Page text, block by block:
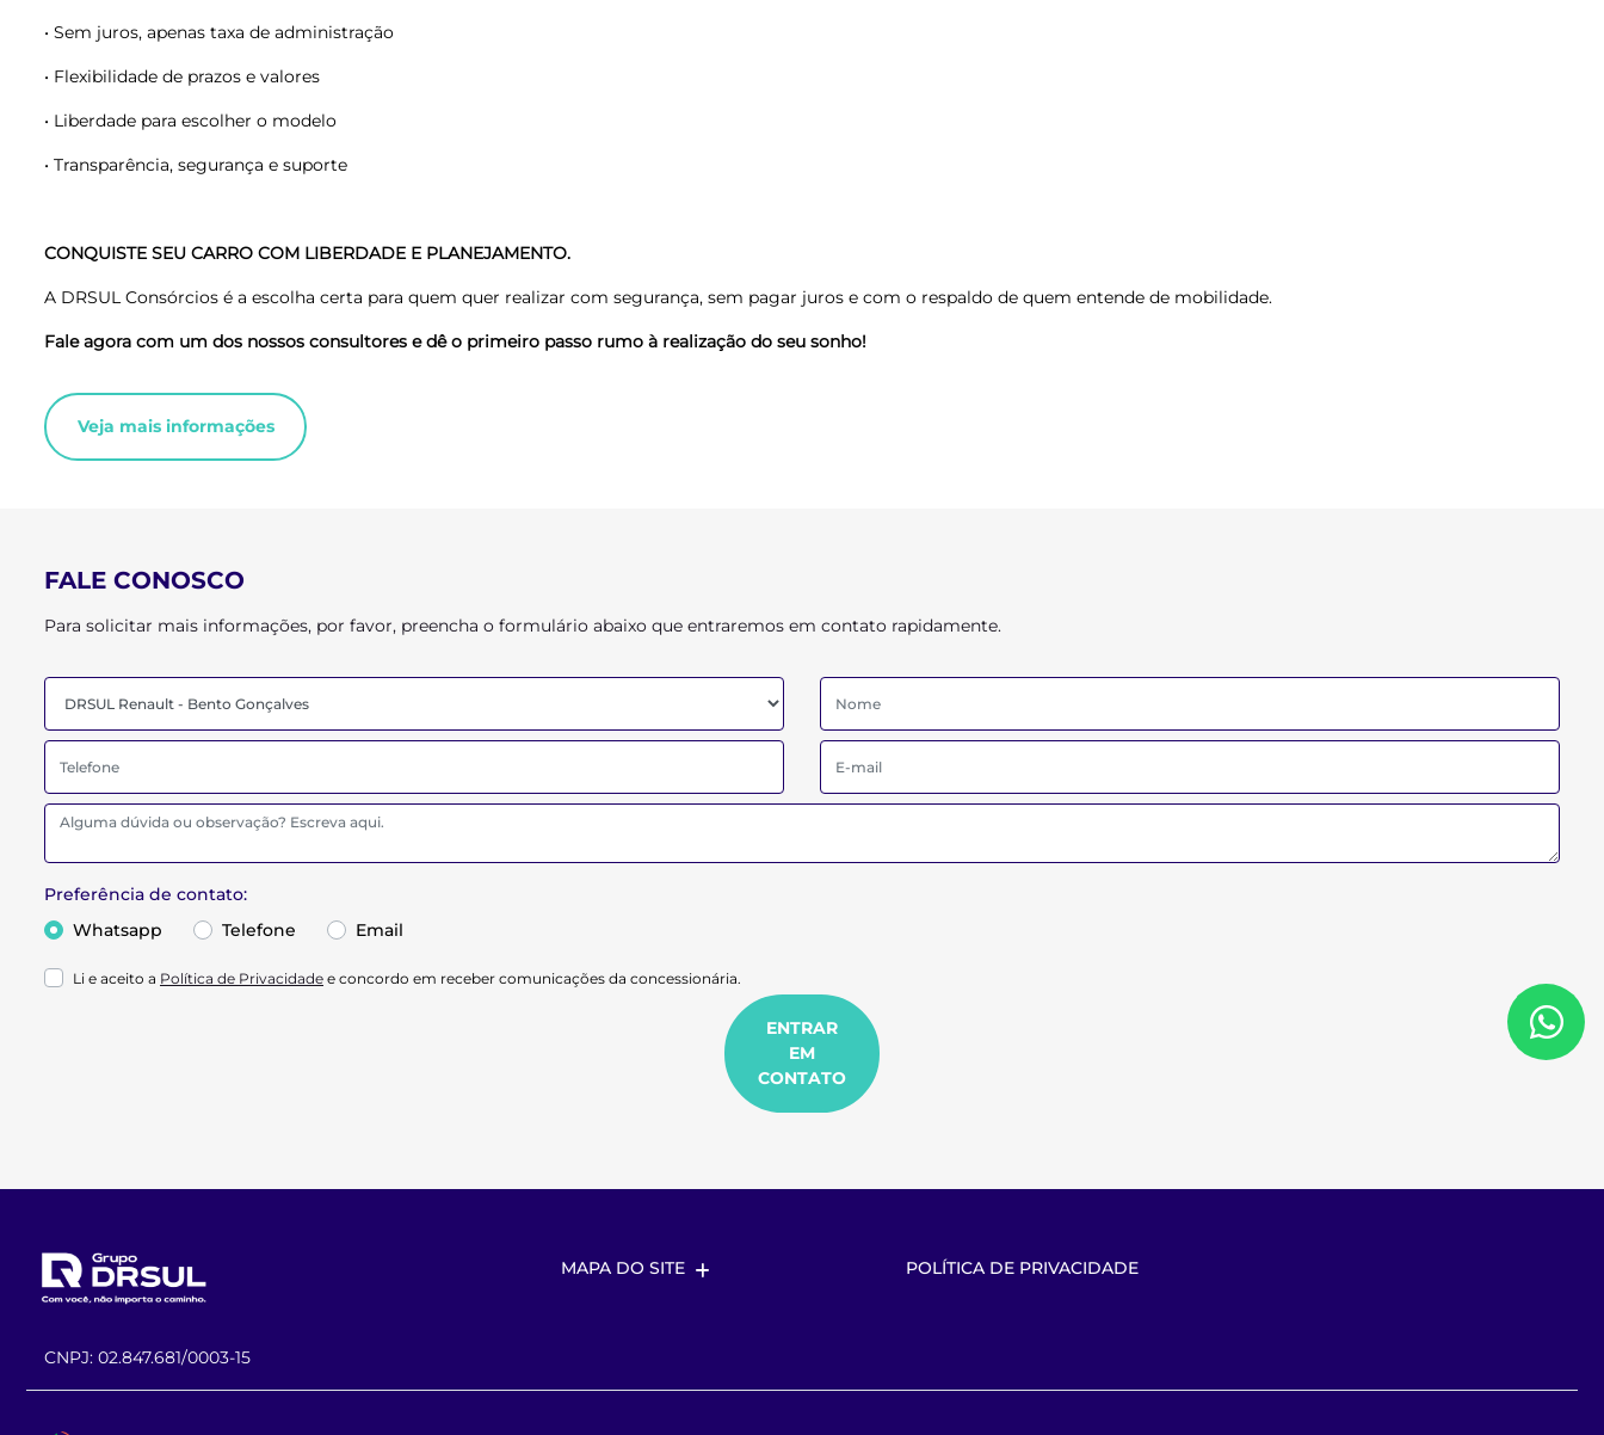
• Sem juros, apenas taxa de administração
• Flexibilidade de prazos e valores
• Liberdade para escolher o modelo
• Transparência, segurança e suporte
CONQUISTE SEU CARRO COM LIBERDADE E PLANEJAMENTO.
A DRSUL Consórcios é a escolha certa para quem quer realizar com segurança, sem pagar juros e com o respaldo de quem entende de mobilidade.
Fale agora com um dos nossos consultores e dê o primeiro passo rumo à realização do seu sonho!
Veja mais informações
FALE CONOSCO
Para solicitar mais informações, por favor, preencha o formulário abaixo que entraremos em contato rapidamente.
Preferência de contato:
Whatsapp
Telefone Email
Li e aceito a Política de Privacidade e concordo em receber comunicações da concessionária.
ENTRAR
EM
CONTATO
MAPA DO SITE POLÍTICA DE PRIVACIDADE
CNPJ: 02.847.681/0003-15